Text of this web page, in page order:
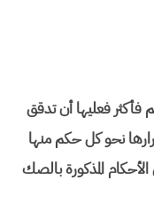
فعليها أن تدقق
نحو كل حكم منها
المذكورة بالصك